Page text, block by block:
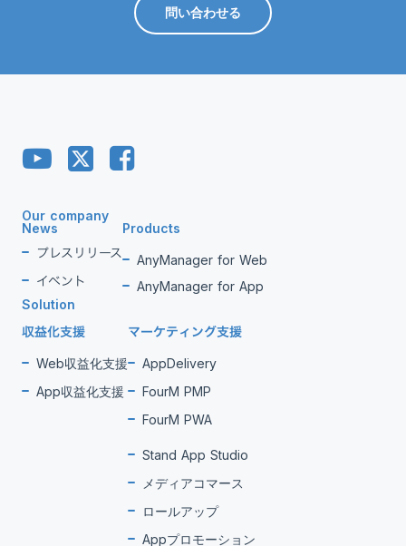
問い合わせる
Our company
News
プレスリリース
イベント
Products
AnyManager for Web
AnyManager for App
Solution
収益化支援
Web収益化支援
App収益化支援
マーケティング支援
AppDelivery
FourM PMP
FourM PWA
Stand App Studio
メディアコマース
ロールアップ
Appプロモーション